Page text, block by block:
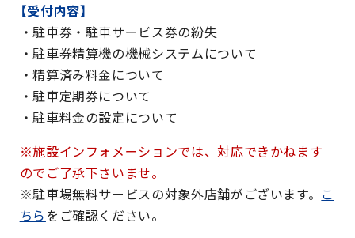
【受付内容】
・駐車券・駐車サービス券の紛失
・駐車券精算機の機械システムについて
・精算済み料金について
・駐車定期券について
・駐車料金の設定について
※施設インフォメーションでは、対応できかねます
のでご了承下さいませ。
※駐車場無料サービスの対象外店舗がございます。 こ
ちらをご確認ください。